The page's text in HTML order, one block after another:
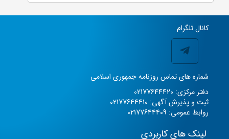
کانال تلگرام
شماره های تماس روزنامه جمهوری اسلامی
دفتر مرکزی: 02177644420
ثبت و پذیرش آگهی: 02177644410
روابط عمومی: 02177644409
لینک های کاربردی